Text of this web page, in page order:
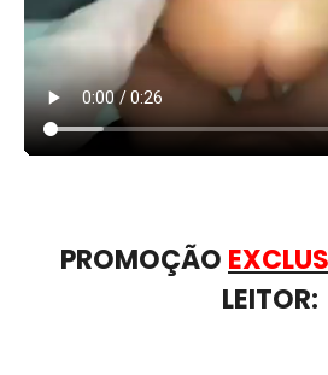
PROMOÇÃO
LEITOR: